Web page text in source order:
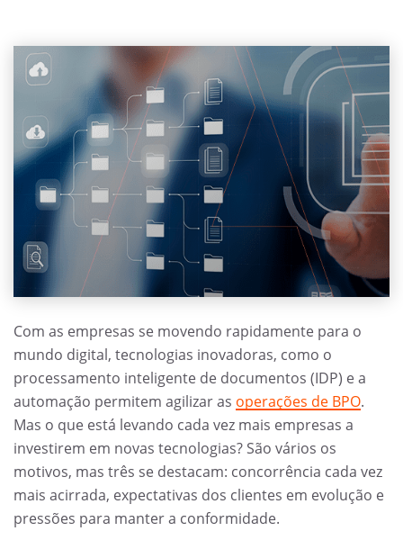
Com as empresas se movendo rapidamente para o
mundo digital, tecnologias inovadoras, como o
processamento inteligente de documentos (IDP) e a
automação permitem agilizar as operações de BPO.
Mas o que está levando cada vez mais empresas a
investirem em novas tecnologias? São vários os
motivos, mas três se destacam: concorrência cada vez
mais acirrada, expectativas dos clientes em evolução e
pressões para manter a conformidade.